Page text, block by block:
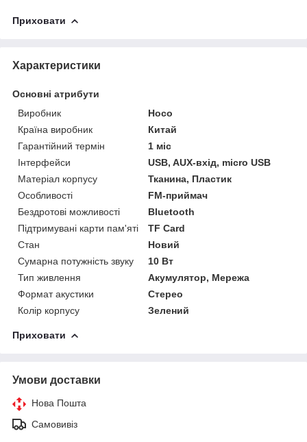
Приховати
Характеристики
Основні атрибути
Виробник
Hoco
Країна виробник
Китай
Гарантійний термін
1 міс
Інтерфейси
USB, AUX-вхід, micro USB
Матеріал корпусу
Тканина, Пластик
Особливості
FM-приймач
Бездротові можливості
Bluetooth
Підтримувані карти пам'яті
TF Card
Стан
Новий
Сумарна потужність звуку
10 Вт
Тип живлення
Акумулятор, Мережа
Формат акустики
Стерео
Колір корпусу
Зелений
Приховати
Умови доставки
Нова Пошта
Самовивіз